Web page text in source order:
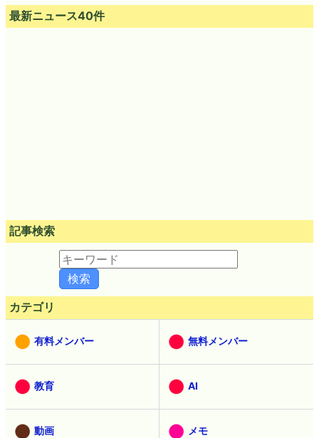
最新ニュース40件
記事検索
カテゴリ
有料メンバー 無料メンバー
教育 AI
動画 メモ